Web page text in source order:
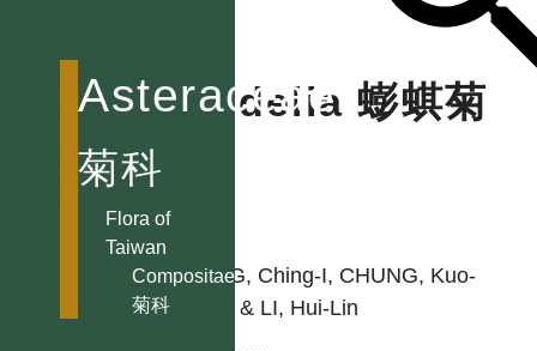
Asteraceae
菊科
Flora of
Taiwan
Compositae
菊科
Galinsoga 小米菊屬
Gerbera 大丁草屬
香茹屬
Gnaphalium
鼠麴草屬
Grangea 線球菊屬
Guizotia 小油菊屬
Wedelia 蟛蜞菊
PENG, Ching-I, CHUNG, Kuo-
Fang & LI, Hui-Lin